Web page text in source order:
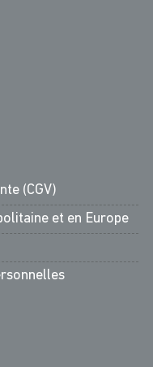
(CGV)
et en Europe